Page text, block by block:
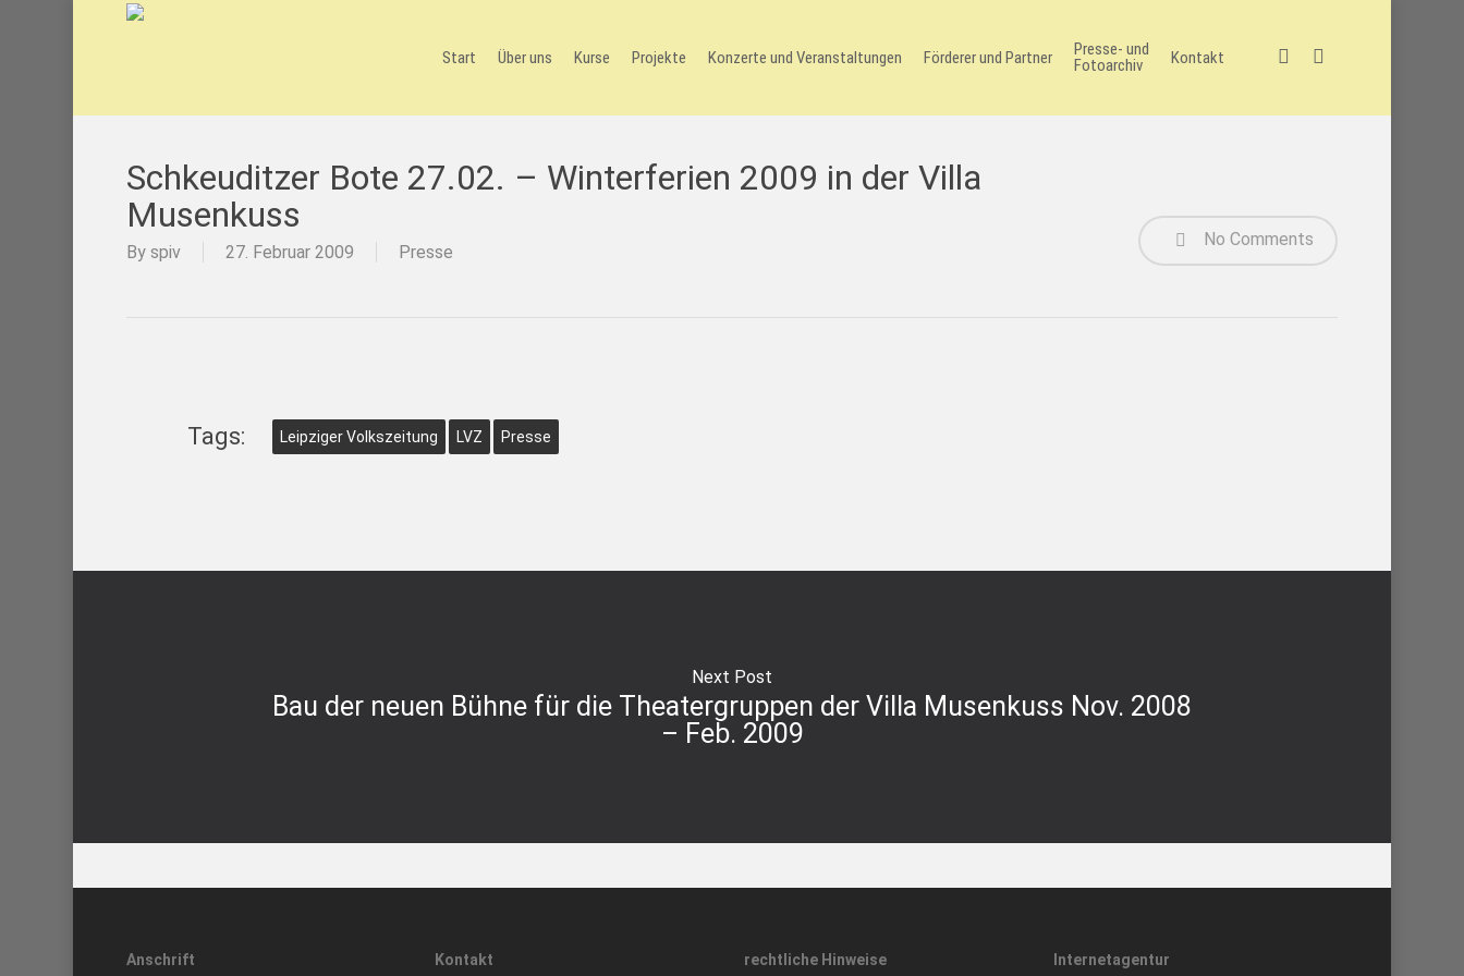
Start Über uns Kurse Projekte Konzerte und Veranstaltungen Förderer und Partner
Presse- und
Fotoarchiv
Kontakt facebookinstagram
Schkeuditzer Bote 27.02. – Winterferien 2009 in der Villa
Musenkuss
By spiv 27. Februar 2009 Presse
No Comments
Tags: Leipziger Volkszeitung LVZ Presse
Next Post
Bau der neuen Bühne für die Theatergruppen der Villa Musenkuss Nov. 2008
– Feb. 2009
Anschrift Kontakt rechtliche Hinweise Internetagentur